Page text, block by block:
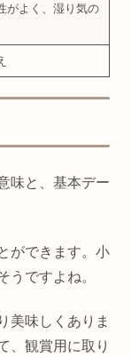
がよく、湿り気の
味と、基本デー
ができます。小
うですよね。
美味しくありま
、観賞用に取り